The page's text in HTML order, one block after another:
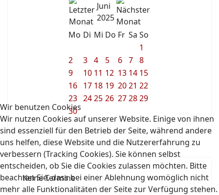
Juni
2025
Mo Di Mi Do Fr Sa So
1
2
3 4 5 6 7 8
9
10 11 12 13 14 15
16 17 18 19 2021 22
23 2425 26 272829
30
Keine Termine
Wir benutzen Cookies
Wir nutzen Cookies auf unserer Website. Einige von ihnen
sind essenziell für den Betrieb der Seite, während andere
uns helfen, diese Website und die Nutzererfahrung zu
verbessern (Tracking Cookies). Sie können selbst
entscheiden, ob Sie die Cookies zulassen möchten. Bitte
beachten Sie, dass bei einer Ablehnung womöglich nicht
mehr alle Funktionalitäten der Seite zur Verfügung stehen.